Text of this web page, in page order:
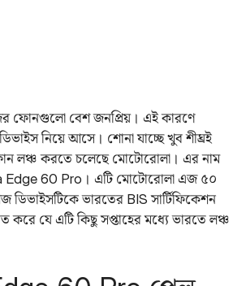
ফোনগুলো বেশ জনপ্রিয়। এই কারণে
ডিভাইস নিয়ে আসে। শোনা যাচ্ছে খুব শীঘ্রই
লঞ্চ করতে চলেছে মোটোরোলা। এর নাম
Edge 60 Pro। এটি মোটোরোলা এজ ৫০
ডিভাইসটিকে ভারতের BIS সার্টিফিকেশন
করে যে এটি কিছু সপ্তাহের মধ্যে ভারতে লঞ্চ